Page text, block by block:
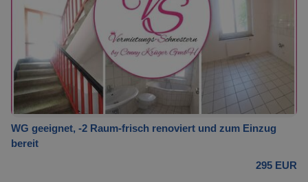
WG geeignet, -2 Raum-frisch renoviert und zum Einzug
bereit
295 EUR